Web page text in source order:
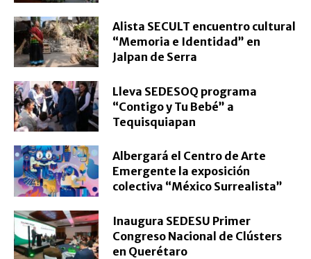
Alista SECULT encuentro cultural
“Memoria e Identidad” en
Jalpan de Serra
Lleva SEDESOQ programa
“Contigo y Tu Bebé” a
Tequisquiapan
Albergará el Centro de Arte
Emergente la exposición
colectiva “México Surrealista”
Inaugura SEDESU Primer
Congreso Nacional de Clústers
en Querétaro